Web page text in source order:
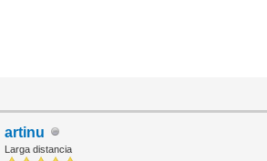
artinu
Larga distancia